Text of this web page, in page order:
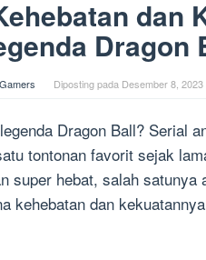
dan
Dragon
Diposting pada Desember 8, 2023
Dragon Ball? Serial
tontonan favorit sejak
super hebat, salah satunya
kehebatan dan